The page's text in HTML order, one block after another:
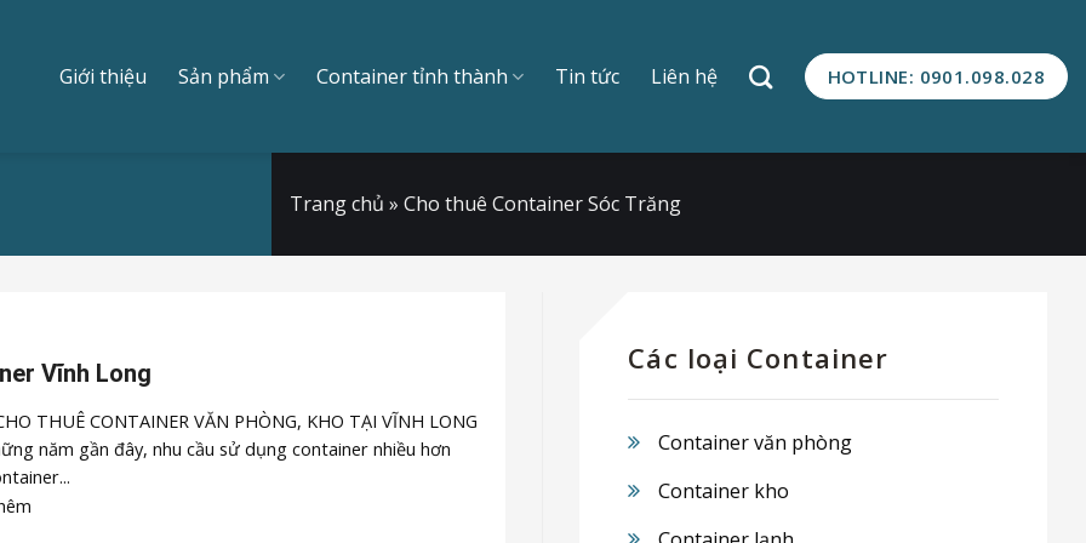
Giới thiệu Sản phẩm Container tỉnh thành Tin tức Liên hệ HOTLINE: 0901.098.028
Trang chủ » Cho thuê Container Sóc Trăng
Vĩnh Long
THUÊ CONTAINER VĂN PHÒNG, KHO TẠI VĨNH LONG
năm gần đây, nhu cầu sử dụng container nhiều hơn
Các loại Container
Container văn phòng
Container kho